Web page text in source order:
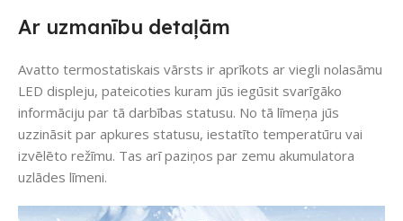
Ar uzmanību detaļām
Avatto termostatiskais vārsts ir aprīkots ar viegli nolasāmu
LED displeju, pateicoties kuram jūs iegūsit svarīgāko
informāciju par tā darbības statusu. No tā līmeņa jūs
uzzināsit par apkures statusu, iestatīto temperatūru vai
izvēlēto režīmu. Tas arī paziņos par zemu akumulatora
uzlādes līmeni.